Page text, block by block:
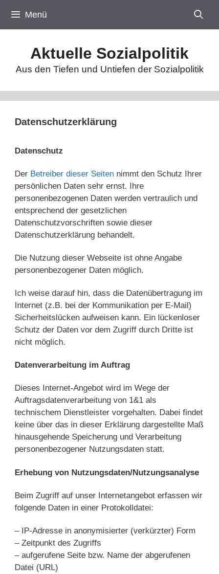
Inhalt
springen
Menü
Aktuelle Sozialpolitik
Aus den Tiefen und Untiefen der Sozialpolitik
Datenschutzerklärung
Datenschutz
Der Betreiber dieser Seiten nimmt den Schutz Ihrer
persönlichen Daten sehr ernst. Ihre
personenbezogenen Daten werden vertraulich und
entsprechend der gesetzlichen
Datenschutzvorschriften sowie dieser
Datenschutzerklärung behandelt.
Die Nutzung dieser Webseite ist ohne Angabe
personenbezogener Daten möglich.
Ich weise darauf hin, dass die Datenübertragung im
Internet (z.B. bei der Kommunikation per E-Mail)
Sicherheitslücken aufweisen kann. Ein lückenloser
Schutz der Daten vor dem Zugriff durch Dritte ist
nicht möglich.
Datenverarbeitung im Auftrag
Dieses Internet-Angebot wird im Wege der
Auftragsdatenverarbeitung von 1&1 als
technischem Dienstleister vorgehalten. Dabei findet
keine über das in dieser Erklärung dargestellte Maß
hinausgehende Speicherung und Verarbeitung
personenbezogener Nutzungsdaten statt.
Erhebung von Nutzungsdaten/Nutzungsanalyse
Beim Zugriff auf unser Internetangebot erfassen wir
folgende Daten in einer Protokolldatei:
– IP-Adresse in anonymisierter (verkürzter) Form
– Zeitpunkt des Zugriffs
– aufgerufene Seite bzw. Name der abgerufenen
Datei (URL)